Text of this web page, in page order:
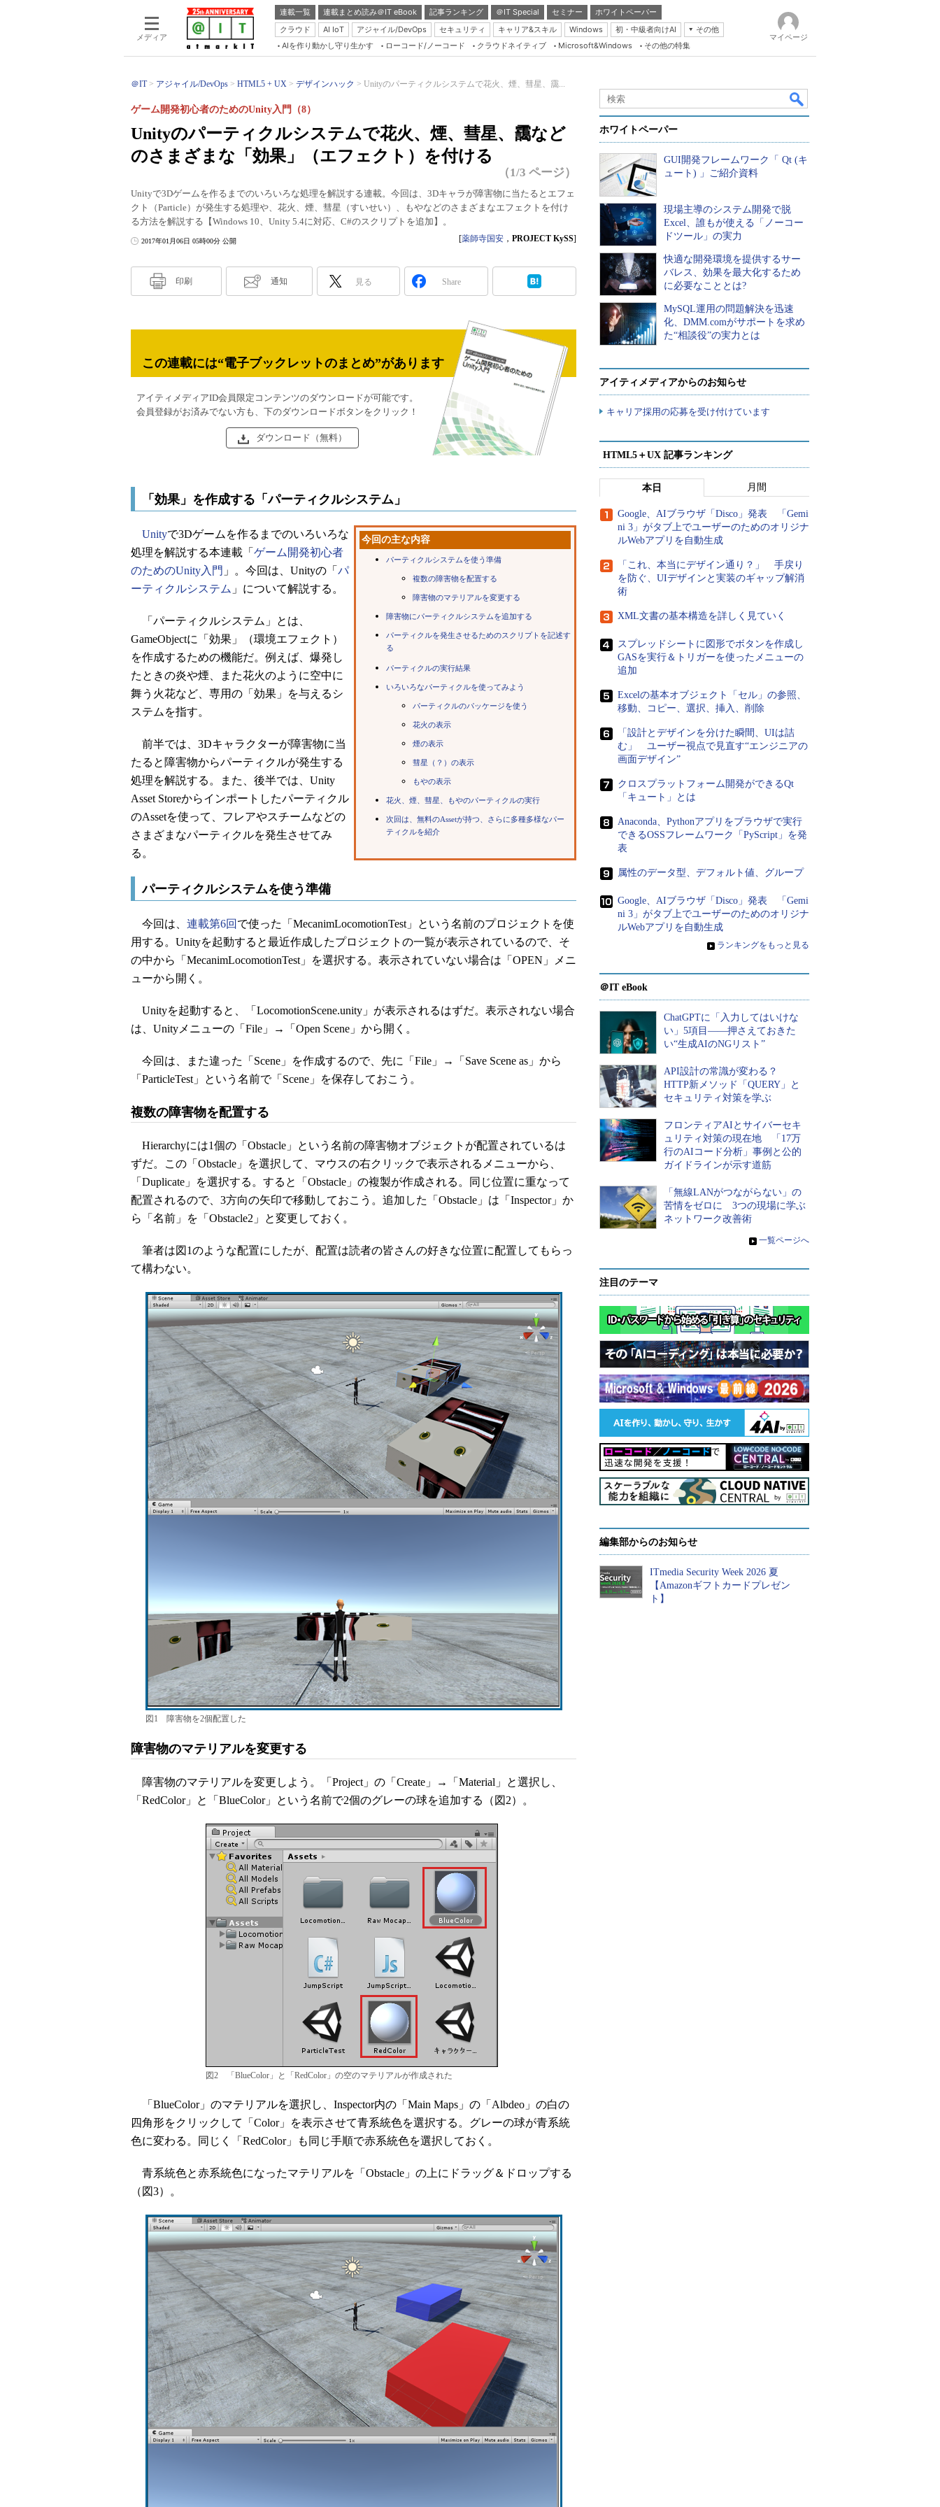
メディア
連載一覧 連載まとめ読み＠IT eBook 記事ランキング ＠IT Special セミナー
ホワイトペーパー
クラウド
AI IoT アジャイル/DevOps セキュリティ キャリア&スキル Windows 初・中級者向けAI
その他
Server & Storage
Java Agile
Database Expert
Master of IP Network
Security & Trust
AIを作り動かし守り生かす ローコード/ノーコード クラウドネイティブ Microsoft&Windows その他の特集
マイページ
＠IT アジャイル/DevOps HTML5 + UX デザインハック Unityのパーティクルシステムで花火、煙、彗星、靄...
Unityのパーティクルシステムで花火、煙、彗星、靄など
のさまざまな「効果」（エフェクト）を付ける
ゲーム開発初心者のためのUnity入門（8）
（1/3 ページ）
Unityで3Dゲームを作るまでのいろいろな処理を解説する連載。今回は、3Dキャラが障害物に当たるとエフェ
クト（Particle）が発生する処理や、花火、煙、彗星（すいせい）、もやなどのさまざまなエフェクトを付け
る方法を解説する【Windows 10、Unity 5.4に対応、C#のスクリプトを追加】。
2017年01月06日 05時00分 公開 [薬師寺国安 ， PROJECT KySS]
印刷 通知 見る Share
この連載には“電子ブックレットのまとめ”があります
アイティメディアID会員限定コンテンツのダウンロードが可能です。
会員登録がお済みでない方も、下のダウンロードボタンをクリック！
ダウンロード（無料）
「効果」を作成する「パーティクルシステム」
今回の主な内容
パーティクルシステムを使う準備
複数の障害物を配置する
障害物のマテリアルを変更する
障害物にパーティクルシステムを追加する
パーティクルを発生させるためのスクリプトを記述す
る
パーティクルの実行結果
いろいろなパーティクルを使ってみよう
パーティクルのパッケージを使う
花火の表示
煙の表示
彗星（？）の表示
もやの表示
花火、煙、彗星、もやのパーティクルの実行
次回は、無料のAssetが持つ、さらに多種多様なパー
ティクルを紹介
Unityで3Dゲームを作るまでのいろいろな
処理を解説する本連載「 ゲーム開発初心者
のためのUnity入門 」。今回は、Unityの「 パ
ーティクルシステム 」について解説する。
「パーティクルシステム」とは、
GameObjectに「効果」（環境エフェクト）
を作成するための機能だ。例えば、爆発し
たときの炎や煙、また花火のように空中に
舞う火花など、専用の「効果」を与えるシ
ステムを指す。
前半では、3Dキャラクターが障害物に当
たると障害物からパーティクルが発生する
処理を解説する。また、後半では、Unity
Asset Storeからインポートしたパーティクル
のAssetを使って、フレアやスチームなどの
さまざまなパーティクルを発生させてみ
る。
パーティクルシステムを使う準備
今回は、 連載第6回 で使った「MecanimLocomotionTest」という名前のプロジェクトを使
用する。Unityを起動すると最近作成したプロジェクトの一覧が表示されているので、そ
の中から「MecanimLocomotionTest」を選択する。表示されていない場合は「OPEN」メニ
ューから開く。
Unityを起動すると、「LocomotionScene.unity」が表示されるはずだ。表示されない場合
は、Unityメニューの「File」→「Open Scene」から開く。
今回は、また違った「Scene」を作成するので、先に「File」→「Save Scene as」から
「ParticleTest」という名前で「Scene」を保存しておこう。
複数の障害物を配置する
Hierarchyには1個の「Obstacle」という名前の障害物オブジェクトが配置されているは
ずだ。この「Obstacle」を選択して、マウスの右クリックで表示されるメニューから、
「Duplicate」を選択する。すると「Obstacle」の複製が作成される。同じ位置に重なって
配置されるので、3方向の矢印で移動しておこう。追加した「Obstacle」は「Inspector」か
ら「名前」を「Obstacle2」と変更しておく。
筆者は図1のような配置にしたが、配置は読者の皆さんの好きな位置に配置してもらっ
て構わない。
図1 障害物を2個配置した
障害物のマテリアルを変更する
障害物のマテリアルを変更しよう。「Project」の「Create」→「Material」と選択し、
「RedColor」と「BlueColor」という名前で2個のグレーの球を追加する（図2）。
図2 「BlueColor」と「RedColor」の空のマテリアルが作成された
「BlueColor」のマテリアルを選択し、Inspector内の「Main Maps」の「Albdeo」の白の
四角形をクリックして「Color」を表示させて青系統色を選択する。グレーの球が青系統
色に変わる。同じく「RedColor」も同じ手順で赤系統色を選択しておく。
青系統色と赤系統色になったマテリアルを「Obstacle」の上にドラッグ＆ドロップする
（図3）。
ホワイトペーパー
GUI開発フレームワーク「 Qt (キ
ュート) 」ご紹介資料
現場主導のシステム開発で脱
Excel、誰もが使える「ノーコー
ドツール」の実力
快適な開発環境を提供するサー
バレス、効果を最大化するため
に必要なこととは?
MySQL運用の問題解決を迅速
化、DMM.comがサポートを求め
た“相談役”の実力とは
アイティメディアからのお知らせ
キャリア採用の応募を受け付けています
HTML5＋UX 記事ランキング
本日 月間
Google、AIブラウザ「Disco」発表 「Gemi
ni 3」がタブ上でユーザーのためのオリジナ
ルWebアプリを自動生成
「これ、本当にデザイン通り？」 手戻り
を防ぐ、UIデザインと実装のギャップ解消
術
XML文書の基本構造を詳しく見ていく
スプレッドシートに図形でボタンを作成し
GASを実行＆トリガーを使ったメニューの
追加
Excelの基本オブジェクト「セル」の参照、
移動、コピー、選択、挿入、削除
「設計とデザインを分けた瞬間、UIは詰
む」 ユーザー視点で見直す“エンジニアの
画面デザイン”
クロスプラットフォーム開発ができるQt
「キュート」とは
Anaconda、Pythonアプリをブラウザで実行
できるOSSフレームワーク「PyScript」を発
表
属性のデータ型、デフォルト値、グループ
Google、AIブラウザ「Disco」発表 「Gemi
ni 3」がタブ上でユーザーのためのオリジナ
ルWebアプリを自動生成
» ランキングをもっと見る
＠IT eBook
ChatGPTに「入力してはいけな
い」5項目――押さえておきた
い“生成AIのNGリスト”
API設計の常識が変わる？
HTTP新メソッド「QUERY」と
セキュリティ対策を学ぶ
フロンティアAIとサイバーセキ
ュリティ対策の現在地 「17万
行のAIコード分析」事例と公的
ガイドラインが示す道筋
「無線LANがつながらない」の
苦情をゼロに 3つの現場に学ぶ
ネットワーク改善術
» 一覧ページへ
注目のテーマ
編集部からのお知らせ
ITmedia Security Week 2026 夏
【Amazonギフトカードプレゼン
ト】